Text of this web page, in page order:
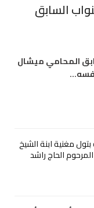
السابق
المحامي ميشال
مغنية ابنة الشيخ
الحاج راشد